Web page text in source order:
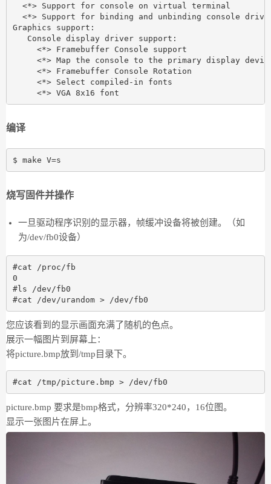
  <*> Support for console on virtual terminal
<*> Support for binding and unbinding console
Graphics support:
   Console display driver support:
     <*> Framebuffer Console support
<*> Map the console to the primary display
     <*> Framebuffer Console Rotation
     <*> Select compiled-in fonts
编译
烧写固件并操作
一旦驱动程序识别的显示器，帧缓冲设备将被创建。（如
为/dev/fb0设备）
#cat /proc/fb
0
#ls /dev/fb0
您应该看到的显示画面充满了随机的色点。
展示一幅图片到屏幕上：
将picture.bmp放到/tmp目录下。
picture.bmp 要求是bmp格式，分辨率320*240，16位图。
显示一张图片在屏上。